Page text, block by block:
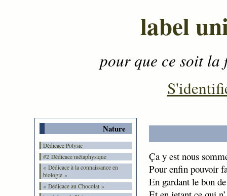
label
pour que ce soit
Nature
Dédicace Polysie
#2 Dédicace métaphysique
« Dédicace à la connaissance en
biologie »
« Dédicace au Chocolat »
Ça y est nous
Pour enfin pouvoir
En gardant le bon